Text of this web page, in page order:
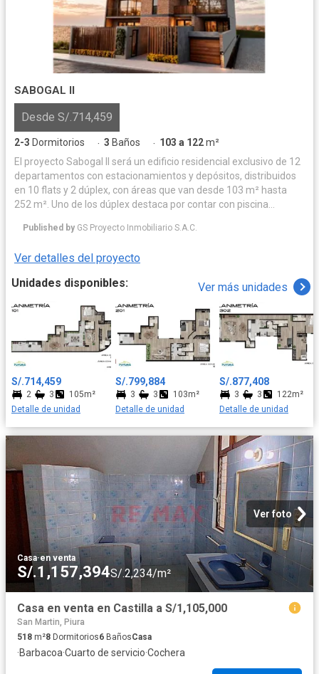
SABOGAL II
Desde S/.714,459
2-3 Dormitorios · 3 Baños · 103 a 122m²
El proyecto Sabogal II será un edificio residencial exclusivo de 12
departamentos con estacionamientos y depósitos, distribuidos
en 10 flats y 2 dúplex, con áreas que van desde 103 m² hasta
252 m². Uno de los dúplex destaca por contar con piscina
segundo ofrece una amplia terraza con parrilla, ideal para el
Published by GS Proyecto Inmobiliario S.A.C.
Ver detalles del proyecto
Unidades disponibles:
Ver más unidades
S/.714,459
2 3
105m²
Detalle de unidad
S/.799,884
3 3
103m²
Detalle de unidad
S/.877,408
3 3
122m²
Detalle de unidad
Ver foto
Casa·en venta
S/.1,157,394S/.2,234/m²
Casa en venta en Castilla a S/1,105,000
San Martin, Piura
518 m²8 Dormitorios6 BañosCasa
·Barbacoa·Cuarto de servicio·Cochera